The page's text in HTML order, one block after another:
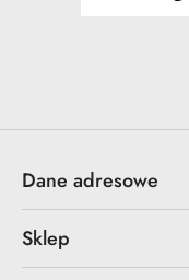
Dane adresowe
Sklep